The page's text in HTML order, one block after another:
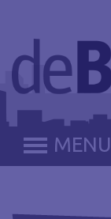
MENU